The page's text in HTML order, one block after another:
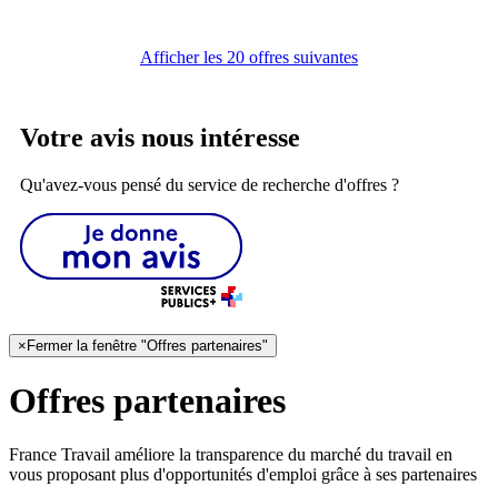
Afficher les 20 offres suivantes
Votre avis nous intéresse
Qu'avez-vous pensé du service de recherche d'offres ?
×Fermer la fenêtre "Offres partenaires"
Offres partenaires
France Travail améliore la transparence du marché du travail en
vous proposant plus d'opportunités d'emploi grâce à ses partenaires